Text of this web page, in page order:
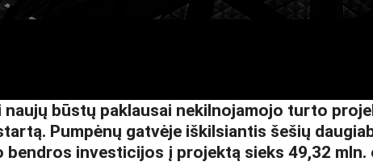
naujų būstų paklausai nekilnojamojo turto
startą. Pumpėnų gatvėje iškilsiantis šešių
investicijos į projektą sieks 49,32 mln.